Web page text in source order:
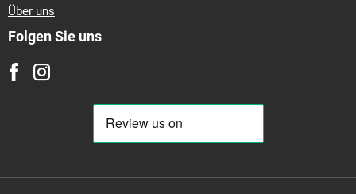
Über uns
Folgen Sie uns